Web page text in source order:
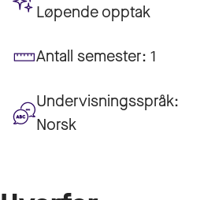
Løpende opptak
Antall semester: 1
Undervisningsspråk:
Norsk